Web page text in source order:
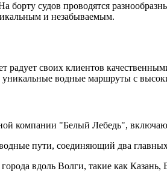
судов проводятся
и незабываемым.
радует своих клиентов
уникальные водные маршруты с
компании "Белый Лебедь",
пути, соединяющий два
вдоль Волги, такие как Казань,